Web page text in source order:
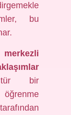
bu
tür bir